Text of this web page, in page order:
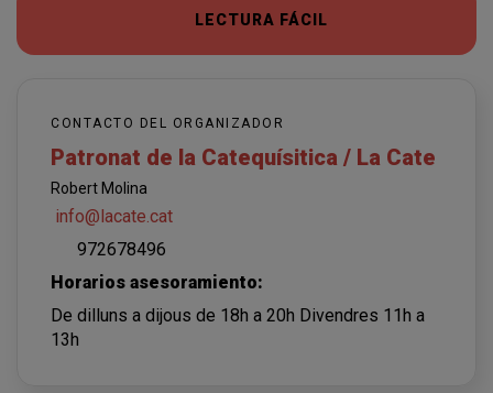
LECTURA FÁCIL
CONTACTO DEL ORGANIZADOR
Patronat de la Catequísitica / La Cate
Robert Molina
info@lacate.cat
972678496
Horarios asesoramiento:
De dilluns a dijous de 18h a 20h Divendres 11h a
13h